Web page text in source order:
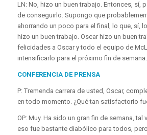
LN: No, hizo un buen trabajo. Entonces, sí,
de conseguirlo. Supongo que
ahorrando un poco para el final, lo que, sí,
hizo un buen trabajo. Oscar hizo un buen
felicidades a Oscar y todo el equipo de
intensificarlo para el próximo fin de semana.
CONFERENCIA DE PRENSA
P: Tremenda carrera de usted, Oscar,
en todo momento. ¿Qué tan satisfactorio
OP: Muy. Ha sido un gran fin de semana, tal
eso fue bastante diabólico para todos,